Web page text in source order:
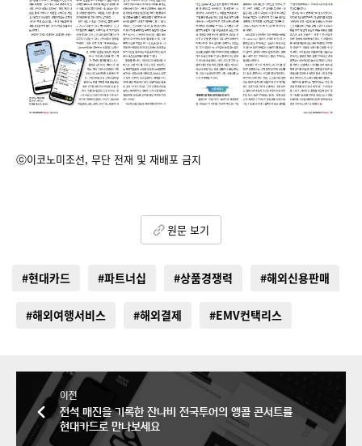
ⓒ이코노미조선, 무단 전재 및 재배포 금지
원문 보기
#현대카드 #파트너십 #상품경쟁력 #해외신용판매
#해외여행서비스 #해외결제 #EMV컨택리스
이전
전석 매진을 기록한 잔나비 전국투어의 앵콜 콘서트를
현대카드로 만나보세요